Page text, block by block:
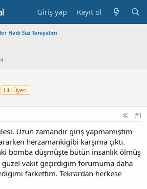
Giriş yap Kayıt ol
Hadi Sizi Tanıyalım
HH Üyesi
#1
Uzun zamandır giriş yapmamıştım
herzamankigibi karşıma çıktı.
bomba düşmüşte bütün insanlık ölmüş
güzel vakit geçirdigim forumuma daha
farkettim. Tekrardan herkese